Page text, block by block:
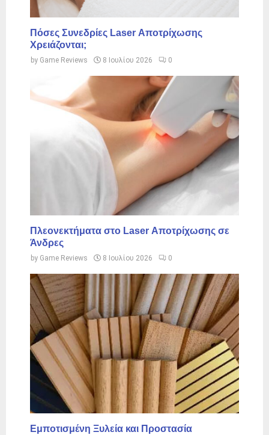
Πόσες Συνεδρίες Laser Αποτρίχωσης
Χρειάζονται;
by Game Reviews 8 Ιουλίου 2026 0
Πλεονεκτήματα στο Laser Αποτρίχωσης σε
Άνδρες
by Game Reviews 8 Ιουλίου 2026 0
Εμποτισμένη Ξυλεία και Προστασία